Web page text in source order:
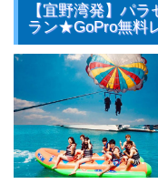
【宜野湾発】パ
ラン★GoPro無料